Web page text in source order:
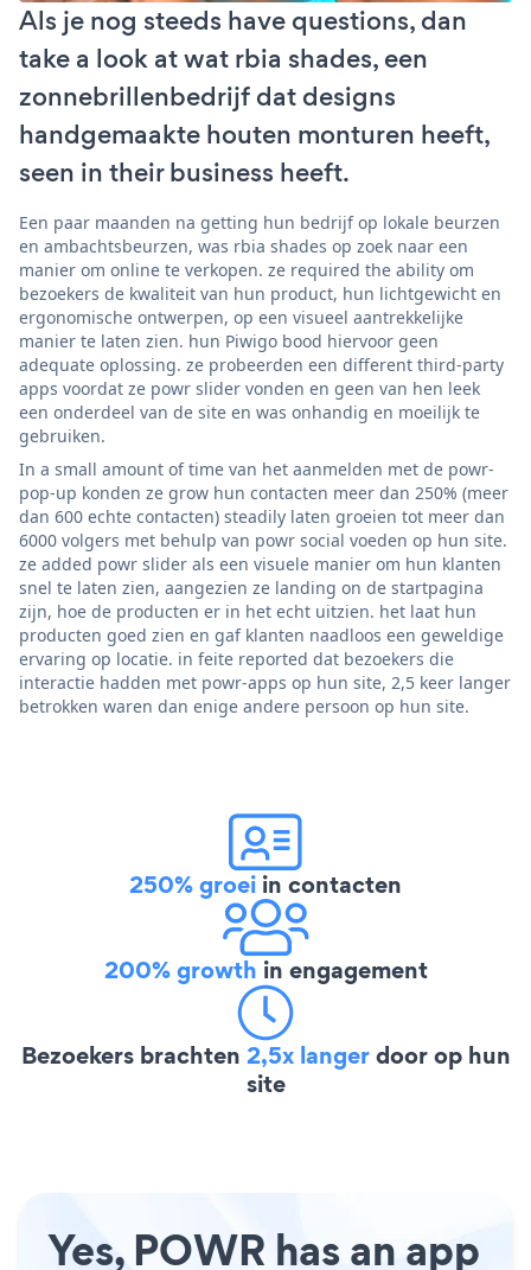
Als je nog steeds have questions, dan
take a look at wat rbia shades, een
zonnebrillenbedrijf dat designs
handgemaakte houten monturen heeft,
seen in their business heeft.
Een paar maanden na getting hun bedrijf op lokale beurzen
en ambachtsbeurzen, was rbia shades op zoek naar een
manier om online te verkopen. ze required the ability om
bezoekers de kwaliteit van hun product, hun lichtgewicht en
ergonomische ontwerpen, op een visueel aantrekkelijke
manier te laten zien. hun Piwigo bood hiervoor geen
adequate oplossing. ze probeerden een different third-party
apps voordat ze powr slider vonden en geen van hen leek
een onderdeel van de site en was onhandig en moeilijk te
gebruiken.
In a small amount of time van het aanmelden met de powr-
pop-up konden ze grow hun contacten meer dan 250% (meer
dan 600 echte contacten) steadily laten groeien tot meer dan
6000 volgers met behulp van powr social voeden op hun site.
ze added powr slider als een visuele manier om hun klanten
snel te laten zien, aangezien ze landing on de startpagina
zijn, hoe de producten er in het echt uitzien. het laat hun
producten goed zien en gaf klanten naadloos een geweldige
ervaring op locatie. in feite reported dat bezoekers die
interactie hadden met powr-apps op hun site, 2,5 keer langer
betrokken waren dan enige andere persoon op hun site.
250% groei in contacten
200% growth in engagement
Bezoekers brachten 2,5x langerdoor op hun
site
Yes, POWR has an app